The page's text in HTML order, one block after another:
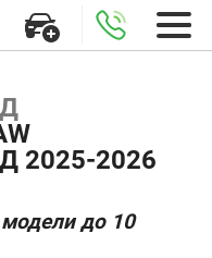
2025-2026
до 10